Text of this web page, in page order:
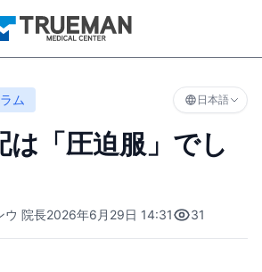
ム 日本語
は「圧迫服」でし
ウ 院長2026年6月29日 14:31 31